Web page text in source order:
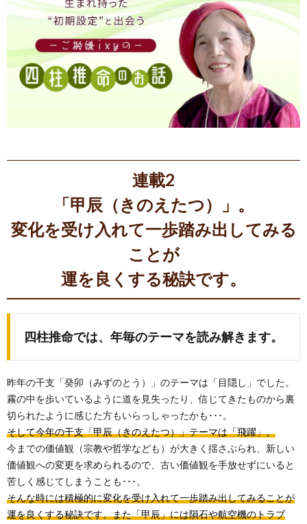
連載2
「甲辰（きのえたつ）」。
変化を受け入れて一歩踏み出してみる
ことが
運を良くする秘訣です。
四柱推命では、年毎のテーマを読み解きます。
昨年の干支「癸卯（みずのとう）」のテーマは「目隠し」でした。
霧の中を歩いているように道を見失ったり、信じてきたものから裏
切られたように感じた方もいらっしゃったかも･･･。
そして今年の干支「甲辰（きのえたつ）」テーマは「飛躍」。
今までの価値観（宗教や哲学なども）が大きく揺さぶられ、新しい
価値観への変更を求められるので、古い価値観を手放せずにいると
苦しく感じてしまうことも･･･。
そんな時には積極的に変化を受け入れて一歩踏み出してみることが
運を良くする秘訣です。また「甲辰」には隕石や航空機のトラブ